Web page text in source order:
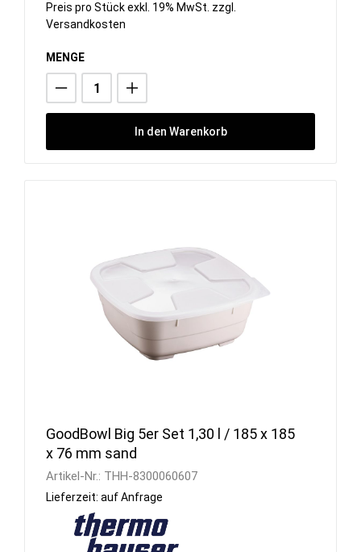
Preis pro Stück exkl. 19% MwSt. zzgl.
Versandkosten
MENGE
In den Warenkorb
GoodBowl Big 5er Set 1,30 l / 185 x 185
x 76 mm sand
Artikel-Nr.: THH-8300060607
Lieferzeit: auf Anfrage